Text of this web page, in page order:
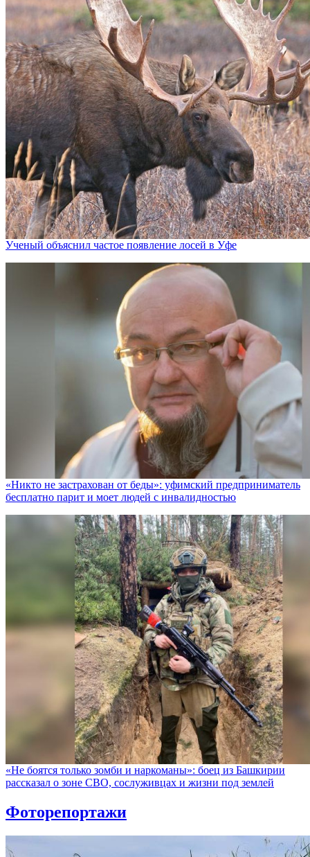
Ученый объяснил частое появление лосей в Уфе
«Никто не заcтрахован от беды»: уфимский предприниматель
бесплатно парит и моет людей с инвалидностью
«Не боятся только зомби и наркоманы»: боец из Башкирии
рассказал о зоне СВО, сослуживцах и жизни под землей
Фоторепортажи